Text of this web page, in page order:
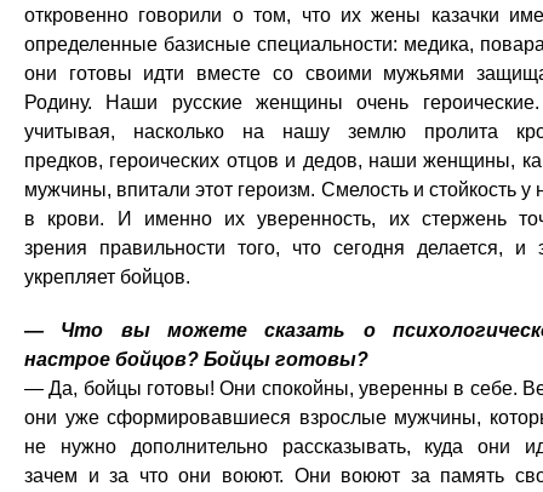
откровенно говорили о том, что их жены казачки
определенные базисные специальности: медика,
они готовы идти вместе со своими мужьями
Родину. Наши русские женщины очень
учитывая, насколько на нашу землю пролита
предков, героических отцов и дедов, наши женщины,
мужчины, впитали этот героизм. Смелость и стойкость у
в крови. И именно их уверенность, их стержень
зрения правильности того, что сегодня делается, и
укрепляет бойцов.
— Что вы можете сказать о
настрое бойцов? Бойцы готовы?
— Да, бойцы готовы! Они спокойны, уверенны в себе.
они уже сформировавшиеся взрослые мужчины,
не нужно дополнительно рассказывать, куда они
зачем и за что они воюют. Они воюют за память